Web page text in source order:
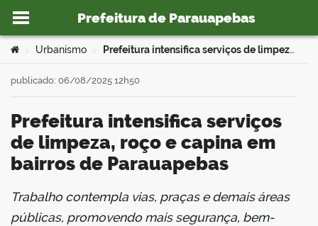
Ir para o conteúdo
Prefeitura de Parauapebas
portal
Você está aqui:
Urbanismo Prefeitura intensifica serviços de limpeza, roço e capina em bairros de Parauapebas
Prefeitura intensifica serviços
de limpeza, roço e capina em
bairros de Parauapebas
publicado: 06/08/2025 12h50
Trabalho contempla vias, praças e demais áreas
públicas, promovendo mais segurança, bem-